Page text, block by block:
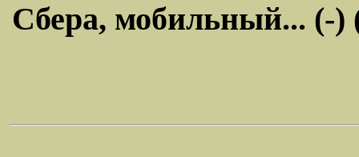
Сбера, мобильный... (-